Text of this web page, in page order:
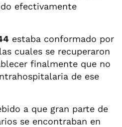
efectivamente
estaba conformado por
cuales se recuperaron
finalmente que no
de ese
a que gran parte de
se encontraban en